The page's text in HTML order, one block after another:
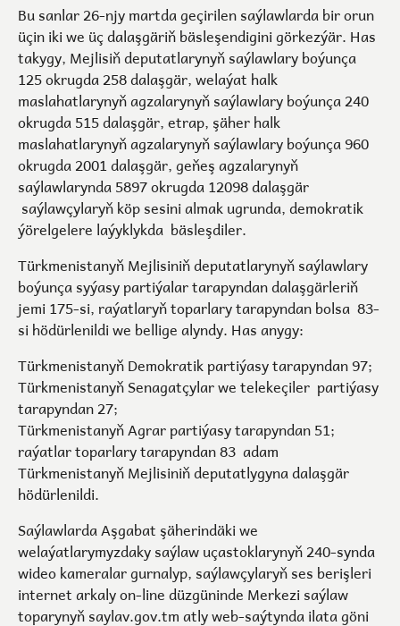
Bu sanlar 26-njy martda geçirilen saýlawlarda bir orun
üçin iki we üç dalaşgäriň bäsleşendigini görkezýär. Has
takygy, Mejlisiň deputatlarynyň saýlawlary boýunça
125 okrugda 258 dalaşgär, welaýat halk
maslahatlarynyň agzalarynyň saýlawlary boýunça 240
okrugda 515 dalaşgär, etrap, şäher halk
maslahatlarynyň agzalarynyň saýlawlary boýunça 960
okrugda 2001 dalaşgär, geňeş agzalarynyň
saýlawlarynda 5897 okrugda 12098 dalaşgär
saýlawçylaryň köp sesini almak ugrunda, demokratik
ýörelgelere laýyklykda bäsleşdiler.
Türkmenistanyň Mejlisiniň deputatlarynyň saýlawlary
boýunça syýasy partiýalar tarapyndan dalaşgärleriň
jemi 175-si, raýatlaryň toparlary tarapyndan bolsa 83-
si hödürlenildi we bellige alyndy. Has anygy:
Türkmenistanyň Demokratik partiýasy tarapyndan 97;
Türkmenistanyň Senagatçylar we telekeçiler partiýasy
tarapyndan 27;
Türkmenistanyň Agrar partiýasy tarapyndan 51;
raýatlar toparlary tarapyndan 83 adam
Türkmenistanyň Mejlisiniň deputatlygyna dalaşgär
hödürlenildi.
Saýlawlarda Aşgabat şäherindäki we
welaýatlarymyzdaky saýlaw uçastoklarynyň 240-synda
wideo kameralar gurnalyp, saýlawçylaryň ses berişleri
internet arkaly on-line düzgüninde Merkezi saýlaw
toparynyňsaylav.gov.tmatly web-saýtynda ilata göni